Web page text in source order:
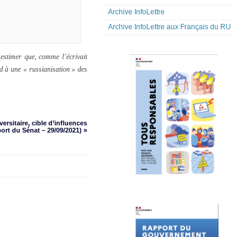
que, comme l’écrivait
à une « russianisation » des
cible d’influences
du Sénat – 29/09/2021) »
Archive InfoLettre
Archive InfoLettre aux Français du RU